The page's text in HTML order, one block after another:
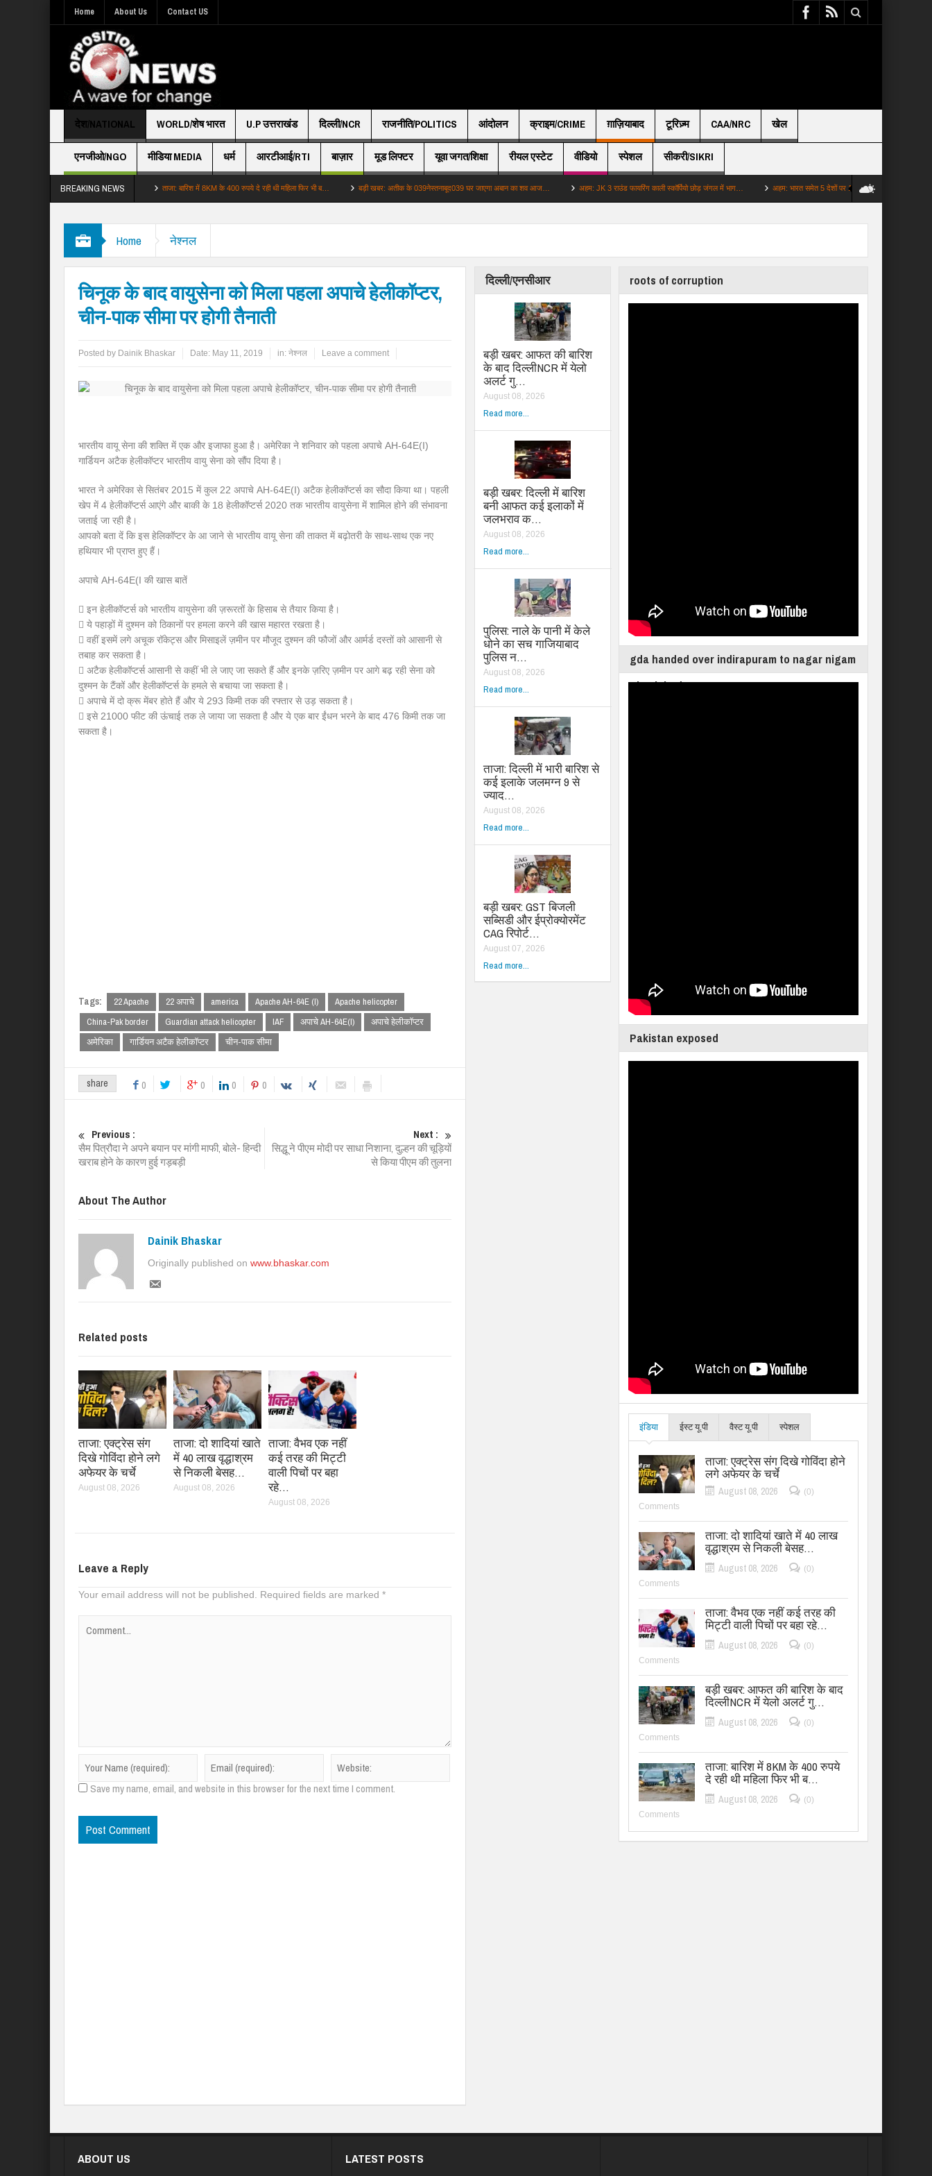
Home About Us Contact US
देश/NATIONAL WORLD/शेष भारत U.P उत्तराखंड दिल्ली/NCR राजनीति/POLITICS आंदोलन क्राइम/CRIME ग़ाज़ियाबाद टूरिज़्म CAA/NRC खेल
एनजीओ/NGO मीडिया MEDIA धर्म आरटीआई/RTI बाज़ार मूड लिफ्टर यूवा जगत/शिक्षा रीयल एस्टेट वीडियो स्पेशल सीकरी/SIKRI
BREAKING NEWS
बाद दिल्लीNCR में येलो अलर्ट गु… ताजा: बारिश में 8KM के 400 रुपये दे रही थी महिला फिर भी ब… बड़ी खबर: अतीक के 039नेस्तनाबूद039 घर जाएगा अबान का शव आज… अहम: JK 3 राउंड फायरिंग काली स्कॉर्पियो छोड़ जंगल में भाग… अहम: भारत समेत 5 देशों पर 100 टैरिफ लगाएगा अमेरिका सीनेट …
Home नेश्नल
चिनूक के बाद वायुसेना को मिला पहला अपाचे हेलीकॉप्टर,
चीन-पाक सीमा पर होगी तैनाती
Posted by Dainik Bhaskar Date: May 11, 2019 in: नेश्नल Leave a comment
भारतीय वायू सेना की शक्ति में एक और इजाफा हुआ है। अमेरिका ने शनिवार को पहला अपाचे AH-64E(I)
गार्डियन अटैक हेलीकॉप्टर भारतीय वायु सेना को सौंप दिया है।
भारत ने अमेरिका से सितंबर 2015 में कुल 22 अपाचे AH-64E(I) अटैक हेलीकॉप्टर्स का सौदा किया था। पहली
खेप में 4 हेलीकॉप्टर्स आएंगे और बाकी के 18 हेलीकॉप्टर्स 2020 तक भारतीय वायुसेना में शामिल होने की संभावना
जताई जा रही है।
आपको बता दें कि इस हेलिकॉप्टर के आ जाने से भारतीय वायू सेना की ताकत में बढ़ोतरी के साथ-साथ एक नए
हथियार भी प्राप्त हुए हैं।
अपाचे AH-64E(I की खास बातें
 इन हेलीकॉप्टर्स को भारतीय वायुसेना की ज़रूरतों के हिसाब से तैयार किया है।
 ये पहाड़ों में दुश्मन को ठिकानों पर हमला करने की खास महारत रखता है।
 वहीं इसमें लगे अचूक रॉकेट्स और मिसाइलें ज़मीन पर मौजूद दुश्मन की फौजों और आर्मर्ड दस्तों को आसानी से
तबाह कर सकता है।
 अटैक हेलीकॉप्टर्स आसानी से कहीं भी ले जाए जा सकते हैं और इनके ज़रिए ज़मीन पर आगे बढ़ रही सेना को
दुश्मन के टैंकों और हेलीकॉप्टर्स के हमले से बचाया जा सकता है।
 अपाचे में दो क्रू मेंबर होते हैं और ये 293 किमी तक की रफ्तार से उड़ सकता है।
 इसे 21000 फीट की ऊंचाई तक ले जाया जा सकता है और ये एक बार ईंधन भरने के बाद 476 किमी तक जा
सकता है।
Tags: 22 Apache 22 अपाचे america Apache AH-64E (I)
Apache helicopter
China-Pak border
Guardian attack helicopter IAF अपाचे AH-64E(I)
अपाचे हेलीकॉप्टर
अमेरिका
गार्डियन अटैक हेलीकॉप्टर चीन-पाक सीमा
share 0 0 0 0
Previous :
सैम पित्रौदा ने अपने बयान पर मांगी माफी, बोले- हिन्दी
खराब होने के कारण हुई गड़बड़ी
Next :
सिद्धू ने पीएम मोदी पर साधा निशाना, दुल्हन की चूड़ियों
से किया पीएम की तुलना
About The Author
Dainik Bhaskar
Originally published on www.bhaskar.com
Related posts
ताजा: एक्ट्रेस संग
दिखे गोविंदा होने लगे
अफेयर के चर्चे
August 08, 2026
ताजा: दो शादियां खाते
में 40 लाख वृद्धाश्रम
से निकली बेसह…
August 08, 2026
ताजा: वैभव एक नहीं
कई तरह की मिट्टी
वाली पिचों पर बहा
रहे…
August 08, 2026
Leave a Reply
Your email address will not be published. Required fields are marked *
Save my name, email, and website in this browser for the next time I comment.
दिल्ली/एनसीआर
बड़ी खबर: आफत की बारिश
के बाद दिल्लीNCR में येलो
अलर्ट गु…
August 08, 2026
Read more...
बड़ी खबर: दिल्ली में बारिश
बनी आफत कई इलाकों में
जलभराव क…
August 08, 2026
Read more...
पुलिस: नाले के पानी में केले
धोने का सच गाजियाबाद
पुलिस न…
August 08, 2026
Read more...
ताजा: दिल्ली में भारी बारिश से
कई इलाके जलमग्न 9 से
ज्याद…
August 08, 2026
Read more...
बड़ी खबर: GST बिजली
सब्सिडी और ईप्रोक्योरमेंट
CAG रिपोर्ट…
August 07, 2026
Read more...
roots of corruption
gda handed over indirapuram to nagar nigam
ghaziabad
Pakistan exposed
इंडिया ईस्ट यू.पी वैस्ट यू.पी स्पेशल
ताजा: एक्ट्रेस संग दिखे गोविंदा होने
लगे अफेयर के चर्चे
August 08, 2026
(0)
Comments
ताजा: दो शादियां खाते में 40 लाख
वृद्धाश्रम से निकली बेसह…
August 08, 2026
(0)
Comments
ताजा: वैभव एक नहीं कई तरह की
मिट्टी वाली पिचों पर बहा रहे…
August 08, 2026
(0)
Comments
बड़ी खबर: आफत की बारिश के बाद
दिल्लीNCR में येलो अलर्ट गु…
August 08, 2026
(0)
Comments
ताजा: बारिश में 8KM के 400 रुपये
दे रही थी महिला फिर भी ब…
August 08, 2026
(0)
Comments
ABOUT US LATEST POSTS